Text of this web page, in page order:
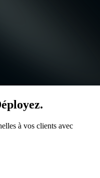
à vos clients avec